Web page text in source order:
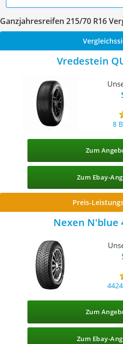
Ganzjahresreifen 215/70 R16
Vredestein
8
Zum
Zum Ebay-
Preis-
Nexen N'blue
Zum
Zum Ebay-